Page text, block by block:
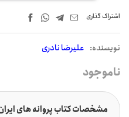
اشتراک‌ گذاری
نويسنده: علیرضا نادری
ناموجود
مشخصات کتاب پروانه های